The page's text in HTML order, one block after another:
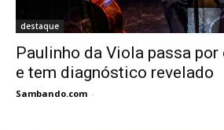
destaque
Paulinho da Viola passa
e tem diagnóstico revelado
Sambando.com -